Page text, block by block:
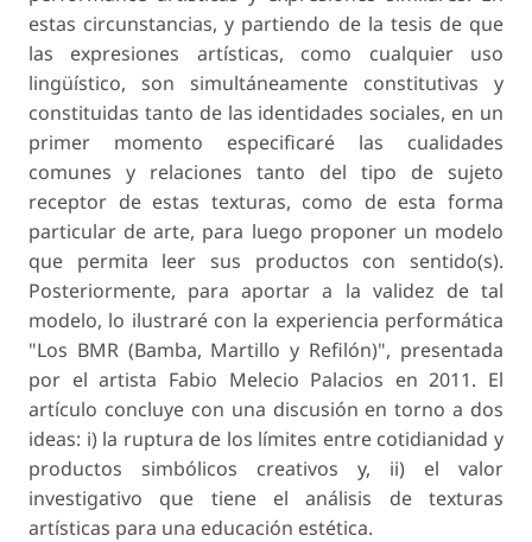
estas circunstancias, y partiendo de la tesis de que
las expresiones artísticas, como cualquier uso
lingüístico, son simultáneamente constitutivas y
constituidas tanto de las identidades sociales, en un
primer momento especificaré las cualidades
comunes y relaciones tanto del tipo de sujeto
receptor de estas texturas, como de esta forma
particular de arte, para luego proponer un modelo
que permita leer sus productos con sentido(s).
Posteriormente, para aportar a la validez de tal
modelo, lo ilustraré con la experiencia performática
"Los BMR (Bamba, Martillo y Refilón)", presentada
por el artista Fabio Melecio Palacios en 2011. El
artículo concluye con una discusión en torno a dos
ideas: i) la ruptura de los límites entre cotidianidad y
productos simbólicos creativos y, ii) el valor
investigativo que tiene el análisis de texturas
artísticas para una educación estética.